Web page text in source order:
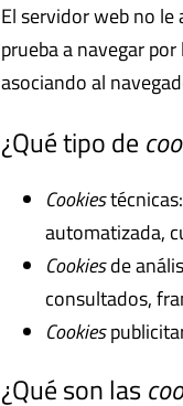
El servidor web no
prueba a navegar
asociando al
¿Qué tipo de
Cookies
automatizada,
Cookiesde
consultados,
Cookies
¿Qué son las